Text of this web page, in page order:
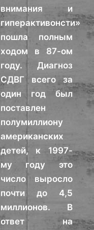
внимания и
гиперактивонсти»
пошла полным
ходом в 87-ом
году. Диагноз
СДВГ всего за
один год был
поставлен
полумиллиону
американских
детей, к 1997-
му году это
число выросло
почти до 4,5
миллионов. В
ответ на